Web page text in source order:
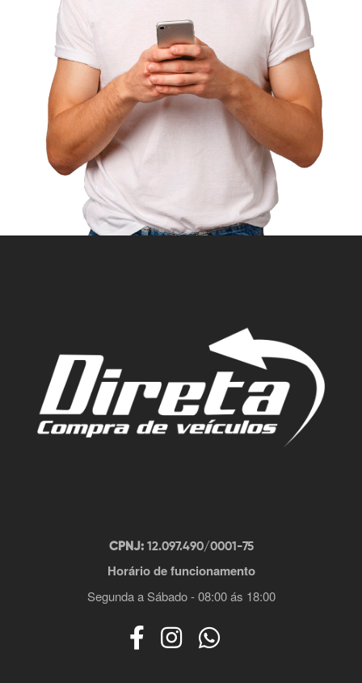
CPNJ:12.097.490/0001-75
Horário de funcionamento
Segunda a Sábado - 08:00 ás 18:00